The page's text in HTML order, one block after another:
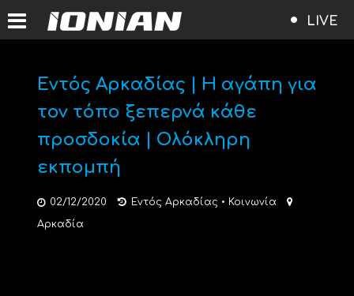
LIVE
Εντός Αρκαδίας | Η αγάπη για
τον τόπο ξεπερνά κάθε
προσδοκία | Ολόκληρη
εκπομπή
02/12/2020 Εντός Αρκαδίας • Κοινωνία
Αρκαδία